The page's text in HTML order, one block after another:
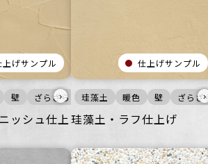
その他 オフィス 住空間
・マンション 公共空間 その他 オフィス
上げサンプル
壁 ざらざら 公共空間 その他 オフィ
›
ッシュ仕上
仕上げサンプル
珪藻土 暖色 壁 ざらざ›
珪藻土・ラフ仕上げ